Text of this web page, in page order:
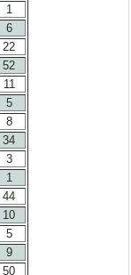
1
6
22
52
11
5
8
34
3
1
44
10
5
9
50